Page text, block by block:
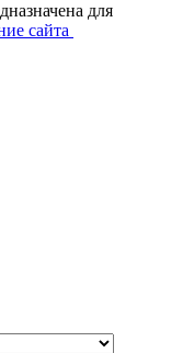
для
сайта